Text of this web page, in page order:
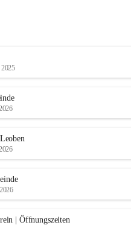
| Öffnungszeiten